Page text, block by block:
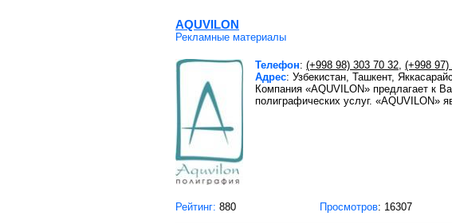
AQUVILON
Рекламные материалы
Телефон: (+998 98) 303 70 32, (+998 97)
Адрес: Узбекистан, Ташкент,
Компания «AQUVILON» предлагает к
полиграфических услуг. «AQUVILON»
Рейтинг: 880 Просмотров: 16307